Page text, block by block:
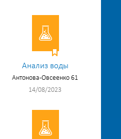
Анализ воды
Антонова-Овсеенко 61
14/08/2023